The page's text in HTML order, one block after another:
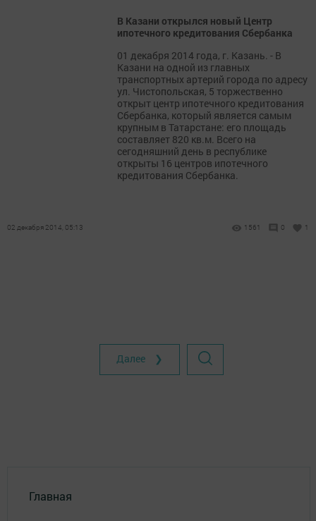
В Казани открылся новый Центр
ипотечного кредитования Сбербанка
01 декабря 2014 года, г. Казань. - В
Казани на одной из главных
транспортных артерий города по адресу
ул. Чистопольская, 5 торжественно
открыт центр ипотечного кредитования
Сбербанка, который является самым
крупным в Татарстане: его площадь
составляет 820 кв.м. Всего на
сегодняшний день в республике
открыты 16 центров ипотечного
кредитования Сбербанка.
02 декабря 2014, 05:13 1561 0 1
Далее ❯
Главная